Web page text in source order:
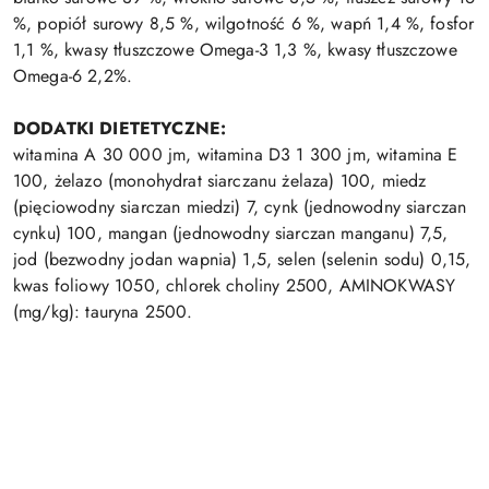
%, popiół surowy 8,5 %, wilgotność 6 %, wapń 1,4 %, fosfor
1,1 %, kwasy tłuszczowe Omega-3 1,3 %, kwasy tłuszczowe
Omega-6 2,2%.
DODATKI DIETETYCZNE:
witamina A 30 000 jm, witamina D3 1 300 jm, witamina E
100, żelazo (monohydrat siarczanu żelaza) 100, miedz
(pięciowodny siarczan miedzi) 7, cynk (jednowodny siarczan
cynku) 100, mangan (jednowodny siarczan manganu) 7,5,
jod (bezwodny jodan wapnia) 1,5, selen (selenin sodu) 0,15,
kwas foliowy 1050, chlorek choliny 2500, AMINOKWASY
(mg/kg): tauryna 2500.